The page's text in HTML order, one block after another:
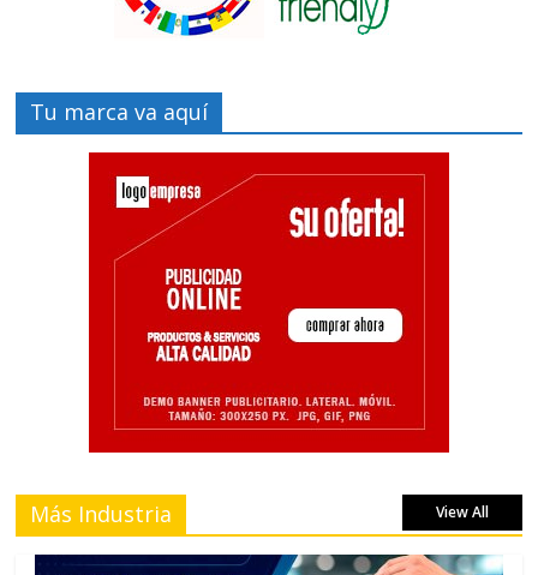
Tu marca va aquí
Más Industria View All